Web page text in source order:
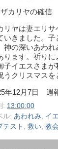
ザカリヤの確信
リヤは妻エリ
いきました。
神の深いあわ
ります。祈り
子イエスさま
うクリスマスを
年12月 7日 週
: 13:00:00
ル: あわれみ イ
テスト
救い 教会